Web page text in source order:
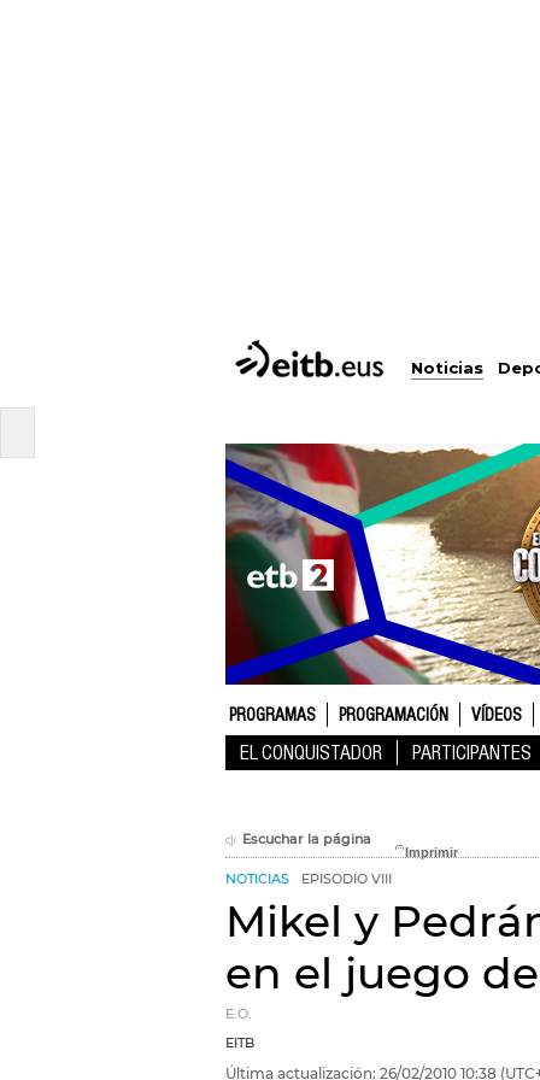
Noticias
PROGRAMAS PROGRAMACIÓN VÍDEOS
EL CONQUISTADOR PARTICIPANTES
Escuchar la página
NOTICIAS EPISODIO VIII
Mikel y
en el juego
E.O.
EITB
Última actualización: 26/02/2010 10:38